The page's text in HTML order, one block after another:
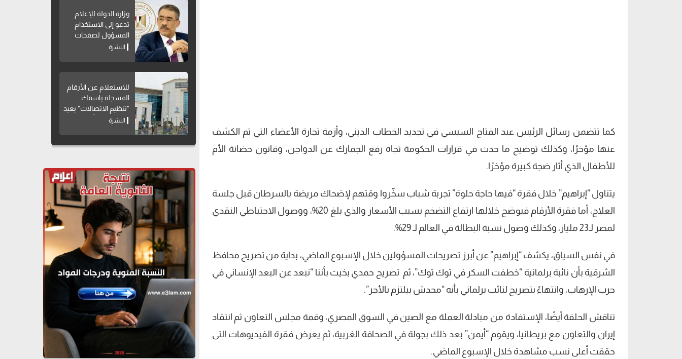
كما تتضمن رسائل الرئيس عبد الفتاح السيسي في تجديد الخطاب الديني، وأزمة تجارة الأعضاء التي تم الكشف
عنها مؤخرًا، وكذلك توضيح ما حدث في قرارات الحكومة تجاه رفع الجمارك عن الدواجن، وقانون حضانة الأم
للأطفال الذي أثار ضجة كبيرة مؤخرًا.
يتناول “إبراهيم” خلال فقرة “فيها حاجة حلوة” تجربة شباب سخّروا وقتهم لإضحاك مريضة بالسرطان قبل جلسة
العلاج، أما فقرة الأرقام فيوضح خلالها ارتفاع التضخم بسبب الأسعار والذي بلغ 20%، ووصول الاحتياطي النقدي
لمصر لـ23 مليار، وكذلك وصول نسبة البطالة في العالم لـ 29%.
في نفس السياق، يكشف “إبراهيم” عن أبرز تصريحات المسؤولين خلال الإسبوع الماضي، بداية من تصريح محافظ
الشرقية بأن نائبة برلمانية “خطفت السكر في توك توك”، ثم تصريح حمدي بخيت بأننا “نبعد عن البعد الإنساني في
حرب الإرهاب، وانتهاءً بتصريح لنائب برلماني بأنه “محدش بيلتزم بالأجر”.
تناقش الحلقة أيضًا، الإستفادة من مبادلة العملة مع الصين في السوق المصري، وقمة مجلس التعاون ثم انتقاد
إيران والتعاون مع بريطانيا، ويقوم “أيمن” بعد ذلك بجولة في الصحافة الغربية، ثم يعرض فقرة الفيديوهات التى
حققت أعلى نسب مشاهدة خلال الإسبوع الماضي.
وزارة الدولة للإعلام
تدعو إلى الاستخدام
المسؤول لصفحات
التواصل الاجتماعي
النشرة
للاستعلام عن الأرقام
المسجلة باسمك..
"تنظيم الاتصالات" يعيد
إتاحة خدمة "أرقامي"
النشرة